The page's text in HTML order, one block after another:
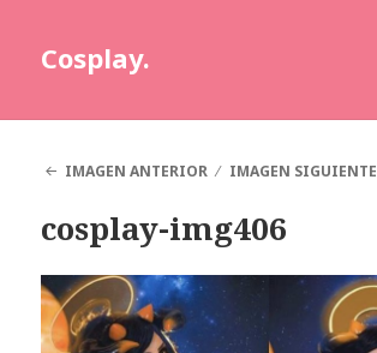
Cosplay.
IMAGEN ANTERIOR
IMAGEN SIGUIENTE
cosplay-img406